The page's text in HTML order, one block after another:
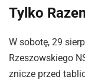
Tylko
W sobotę, 29
Rzeszowskiego
znicze przed